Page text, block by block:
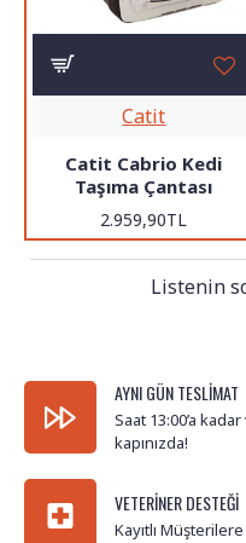
Catit
Catit Cabrio Kedi
Taşıma Çantası
2.959,90TL
Listenin
AYNI GÜN TESLIMAT
Saat 13:00’a
kapınızda!
VETERINER DESTEĞI
Kayıtlı